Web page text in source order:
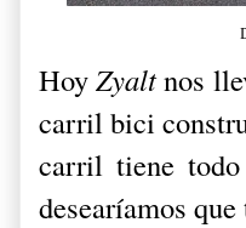
HoyZyaltnos
carril bici
carril tiene todo
desearíamos